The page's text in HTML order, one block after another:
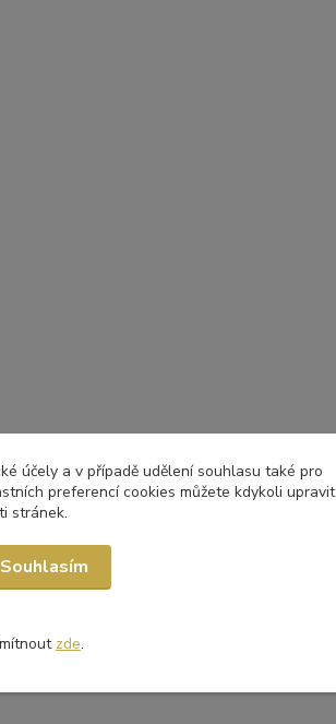
účely a v případě udělení souhlasu také pro
preferencí cookies můžete kdykoli upravit
stránek.
Souhlasím
zde.